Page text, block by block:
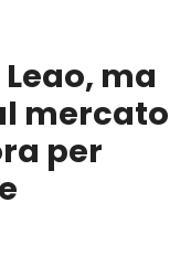
ma
mercato
per